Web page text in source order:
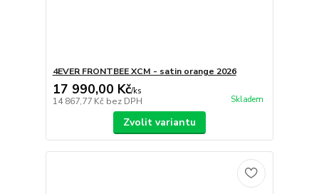
4EVER FRONTBEE XCM - satin orange 2026
17 990,00 Kč/ks
14 867,77 Kč bez DPH Skladem
Zvolit variantu